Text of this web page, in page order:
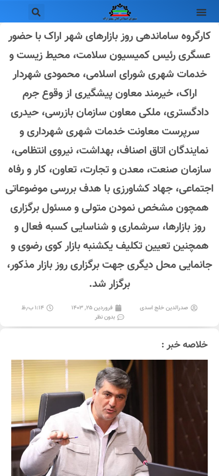
کارگروه ساماندهی روز بازارهای شهر اراک با حضور
عسگری رئیس کمیسیون سلامت، محیط زیست و
خدمات شهری شورای اسلامی، محمودی شهردار
اراک، خیرمند معاون پیشگیری از وقوع جرم
دادگستری، ملکی معاون سازمان بازرسی، حیدری
سرپرست معاونت خدمات شهری شهرداری و
نمایندگان اتاق اصناف، بهداشت، نیروی انتظامی،
سازمان صنعت، معدن و تجارت، تعاون، کار و رفاه
اجتماعی، جهاد کشاورزی با هدف بررسی موضوعاتی
همچون مشخص نمودن متولی و مسئول برگزاری
روز بازارها، سرشماری و شناسایی کسبه فعال و
همچنین تعیین تکلیف یکشنبه بازار کوی رضوی و
جانمایی محل دیگری جهت برگزاری روز بازار مذکور،
برگزار شد.
صدرالدین خلج اسدی فروردین ۲۵, ۱۴۰۳
۱:۱۴ ب٫ظ
بدون نظر
خلاصه خبر :